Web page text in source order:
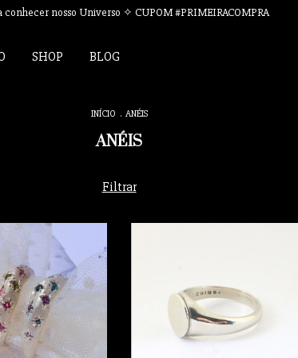
conhecer nosso Universo ✧ CUPOM #PRIMEIRACOMPRA
SHOP BLOG
INÍCIO . ANÉIS
ANÉIS
Filtrar